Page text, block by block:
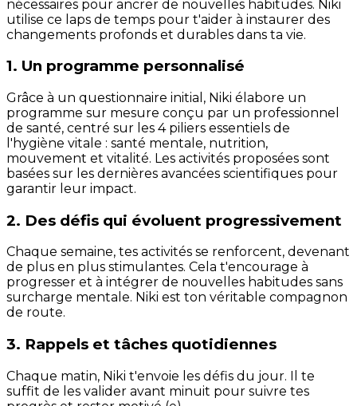
nécessaires pour ancrer de nouvelles habitudes. Niki
utilise ce laps de temps pour t'aider à instaurer des
changements profonds et durables dans ta vie.
1. Un programme personnalisé
Grâce à un questionnaire initial, Niki élabore un
programme sur mesure conçu par un professionnel
de santé, centré sur les 4 piliers essentiels de
l'hygiène vitale : santé mentale, nutrition,
mouvement et vitalité. Les activités proposées sont
basées sur les dernières avancées scientifiques pour
garantir leur impact.
2. Des défis qui évoluent progressivement
Chaque semaine, tes activités se renforcent, devenant
de plus en plus stimulantes. Cela t'encourage à
progresser et à intégrer de nouvelles habitudes sans
surcharge mentale. Niki est ton véritable compagnon
de route.
3. Rappels et tâches quotidiennes
Chaque matin, Niki t'envoie les défis du jour. Il te
suffit de les valider avant minuit pour suivre tes